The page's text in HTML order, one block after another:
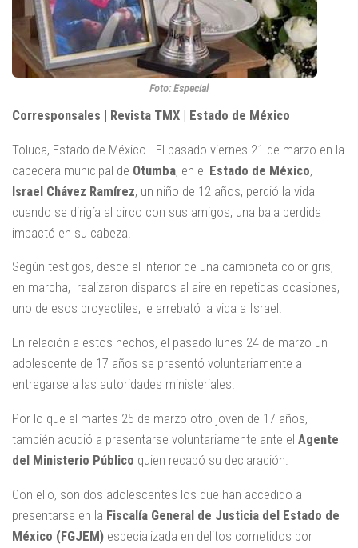
Foto: Especial
Corresponsales | Revista TMX | Estado de México
Toluca, Estado de México.- El pasado viernes 21 de marzo en la
cabecera municipal de Otumba, en el Estado de México,
Israel Chávez Ramírez, un niño de 12 años, perdió la vida
cuando se dirigía al circo con sus amigos, una bala perdida
impactó en su cabeza.
Según testigos, desde el interior de una camioneta color gris,
en marcha, realizaron disparos al aire en repetidas ocasiones,
uno de esos proyectiles, le arrebató la vida a Israel.
En relación a estos hechos, el pasado lunes 24 de marzo un
adolescente de 17 años se presentó voluntariamente a
entregarse a las autoridades ministeriales.
Por lo que el martes 25 de marzo otro joven de 17 años,
también acudió a presentarse voluntariamente ante el Agente
del Ministerio Público quien recabó su declaración.
Con ello, son dos adolescentes los que han accedido a
presentarse en la Fiscalía General de Justicia del Estado de
México (FGJEM) especializada en delitos cometidos por